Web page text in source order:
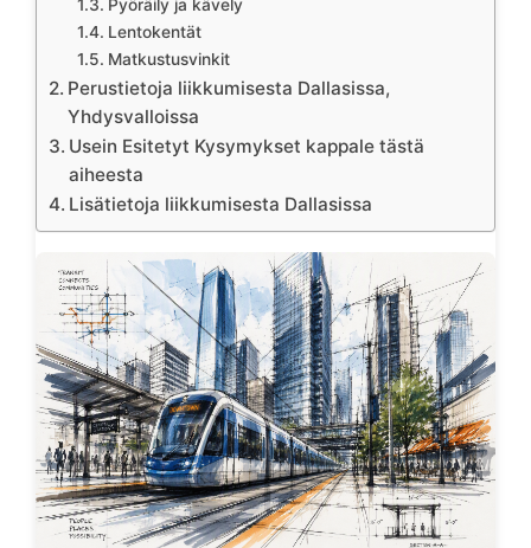
Pyöräily ja kävely
Lentokentät
Matkustusvinkit
Perustietoja liikkumisesta Dallasissa,
Yhdysvalloissa
Usein Esitetyt Kysymykset kappale tästä
aiheesta
Lisätietoja liikkumisesta Dallasissa